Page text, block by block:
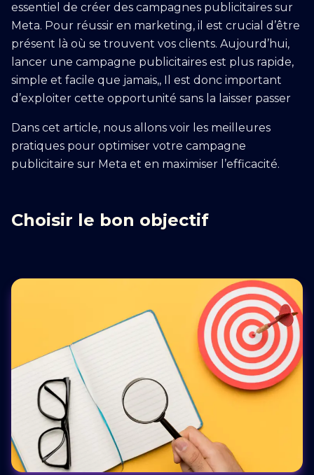
essentiel de créer des campagnes publicitaires sur
Meta. Pour réussir en marketing, il est crucial d’être
présent là où se trouvent vos clients. Aujourd’hui,
lancer une campagne publicitaires est plus rapide,
simple et facile que jamais,, Il est donc important
d’exploiter cette opportunité sans la laisser passer
Dans cet article, nous allons voir les meilleures
pratiques pour optimiser votre campagne
publicitaire sur Meta et en maximiser l’efficacité.
Choisir le bon objectif